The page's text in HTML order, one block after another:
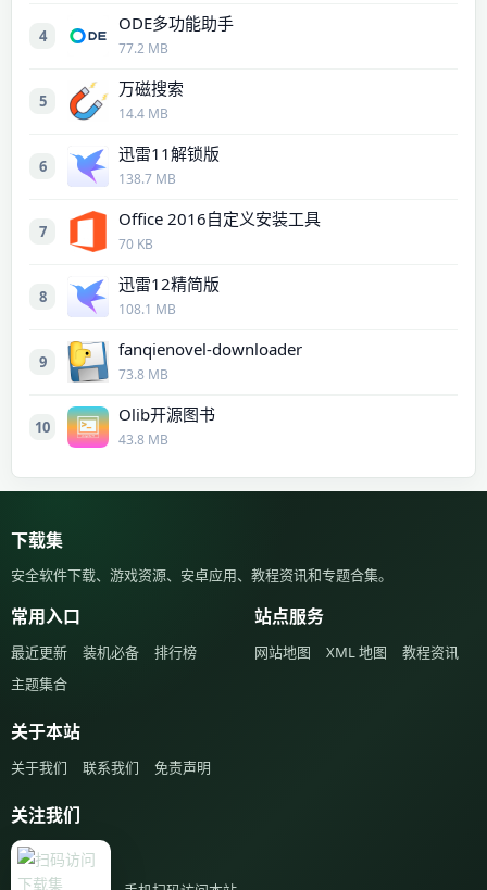
4
ODE多功能助手
77.2 MB
5
万磁搜索
14.4 MB
6
迅雷11解锁版
138.7 MB
7
Office 2016自定义安装工具
70 KB
8
迅雷12精简版
108.1 MB
9
fanqienovel-downloader
73.8 MB
10
Olib开源图书
43.8 MB
下载集
安全软件下载、游戏资源、安卓应用、教程资讯和专题合集。
常用入口
最近更新 装机必备
排行榜
主题集合
站点服务
网站地图 XML 地图 教程资讯
关于本站
关于我们 联系我们 免责声明
关注我们